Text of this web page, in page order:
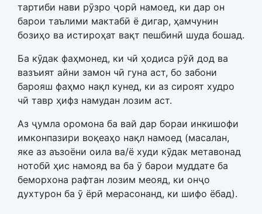
тартиби нави рӯзро ҷорӣ намоед, ки дар он
барои таълими мактабӣ ё дигар, ҳамчунин
бозиҳо ва истироҳат вақт пешбинӣ шуда бошад.
Ба кӯдак фаҳмонед, ки чӣ ҳодиса рӯй дод ва
вазъият айни замон чӣ гуна аст, бо забони
барояш фаҳмо нақл кунед, ки аз сироят худро
чӣ тавр ҳифз намудан лозим аст.
Аз ҷумла оромона ба вай дар бораи инкишофи
имконпазири воқеаҳо нақл намоед (масалан,
яке аз аъзоёни оила ва/ё худи кӯдак метавонад
нотобӣ ҳис намояд ва ба ӯ барои муддате ба
беморхона рафтан лозим меояд, ки онҷо
духтурон ба ӯ ёрӣ мерасонанд, ки шифо ёбад).